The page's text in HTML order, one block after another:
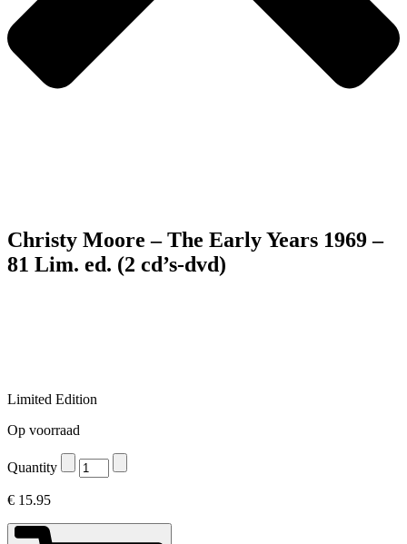
Christy Moore – The Early Years 1969 –
81 Lim. ed. (2 cd’s-dvd)
Limited Edition
Op voorraad
Quantity
€ 15.95